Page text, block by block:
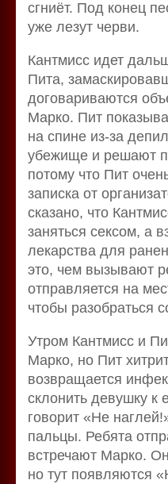
сгниёт. Под конец
уже лезут черви.
Кантмисс идет
Пита,
договариваются
Марко. Пит
на спине из-за
убежище и решают
потому что Пит
записка от
сказано, что
заняться сексом, а
лекарства для
это, чем вызывают
отправляется на
чтобы разобраться
Утром Кантмисс и
Марко, но Пит
возвращается
склонить девушку к
говорит «Не
пальцы. Ребята
встречают Марко.
но тут появляются